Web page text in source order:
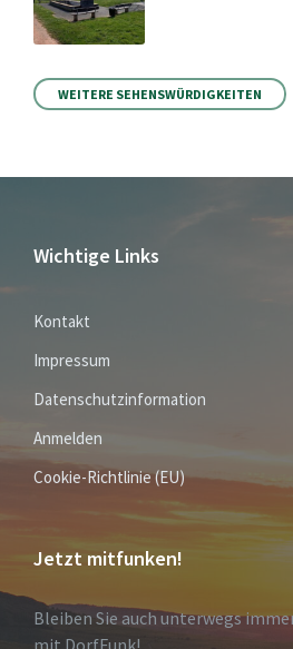
WEITERE SEHENSWÜRDIGKEITEN
Wichtige Links
Kontakt
Impressum
Datenschutzinformation
Anmelden
Cookie-Richtlinie (EU)
Jetzt mitfunken!
Bleiben Sie auch unterwegs